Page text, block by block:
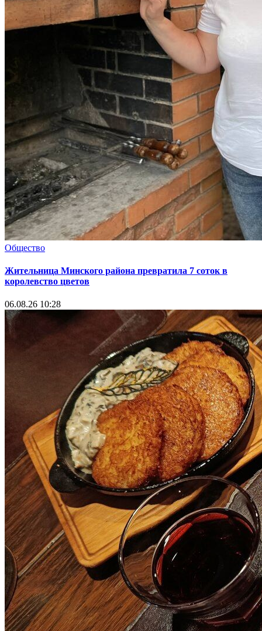
Общество
Жительница Минского района превратила 7 соток в
королевство цветов
06.08.26 10:28